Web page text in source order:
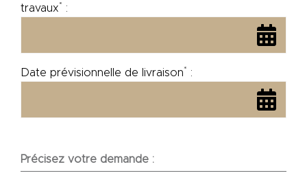
travaux* :
Date prévisionnelle de livraison* :
Précisez votre demande :